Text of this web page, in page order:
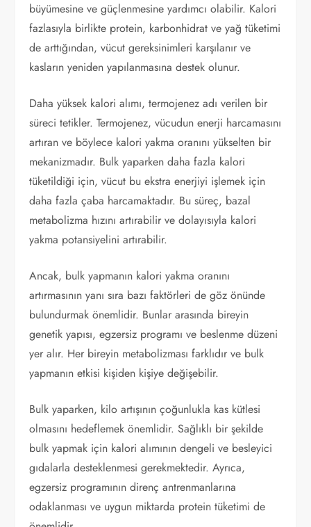
büyümesine ve güçlenmesine yardımcı olabilir. Kalori
fazlasıyla birlikte protein, karbonhidrat ve yağ tüketimi
de arttığından, vücut gereksinimleri karşılanır ve
kasların yeniden yapılanmasına destek olunur.
Daha yüksek kalori alımı, termojenez adı verilen bir
süreci tetikler. Termojenez, vücudun enerji harcamasını
artıran ve böylece kalori yakma oranını yükselten bir
mekanizmadır. Bulk yaparken daha fazla kalori
tüketildiği için, vücut bu ekstra enerjiyi işlemek için
daha fazla çaba harcamaktadır. Bu süreç, bazal
metabolizma hızını artırabilir ve dolayısıyla kalori
yakma potansiyelini artırabilir.
Ancak, bulk yapmanın kalori yakma oranını
artırmasının yanı sıra bazı faktörleri de göz önünde
bulundurmak önemlidir. Bunlar arasında bireyin
genetik yapısı, egzersiz programı ve beslenme düzeni
yer alır. Her bireyin metabolizması farklıdır ve bulk
yapmanın etkisi kişiden kişiye değişebilir.
Bulk yaparken, kilo artışının çoğunlukla kas kütlesi
olmasını hedeflemek önemlidir. Sağlıklı bir şekilde
bulk yapmak için kalori alımının dengeli ve besleyici
gıdalarla desteklenmesi gerekmektedir. Ayrıca,
egzersiz programının direnç antrenmanlarına
odaklanması ve uygun miktarda protein tüketimi de